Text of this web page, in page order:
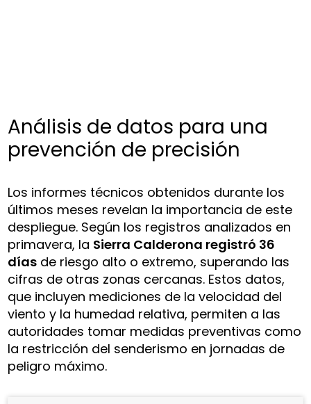
Análisis de datos para una
prevención de precisión
Los informes técnicos obtenidos durante los
últimos meses revelan la importancia de este
despliegue. Según los registros analizados en
primavera, la Sierra Calderona registró 36
días de riesgo alto o extremo, superando las
cifras de otras zonas cercanas. Estos datos,
que incluyen mediciones de la velocidad del
viento y la humedad relativa, permiten a las
autoridades tomar medidas preventivas como
la restricción del senderismo en jornadas de
peligro máximo.